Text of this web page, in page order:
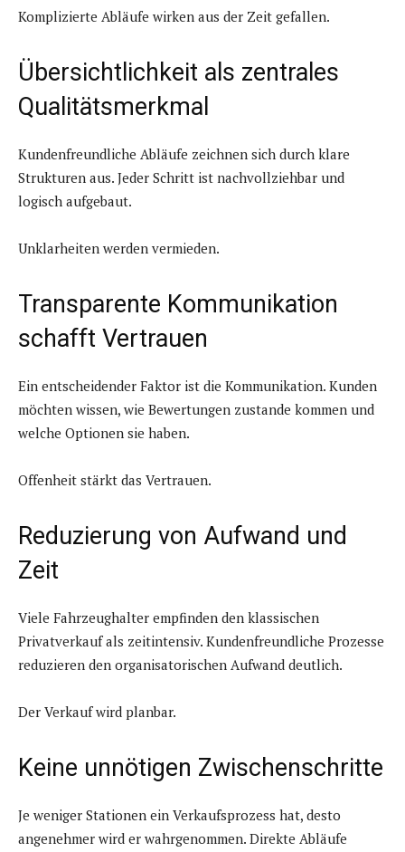
Komplizierte Abläufe wirken aus der Zeit gefallen.
Übersichtlichkeit als zentrales
Qualitätsmerkmal
Kundenfreundliche Abläufe zeichnen sich durch klare
Strukturen aus. Jeder Schritt ist nachvollziehbar und
logisch aufgebaut.
Unklarheiten werden vermieden.
Transparente Kommunikation
schafft Vertrauen
Ein entscheidender Faktor ist die Kommunikation. Kunden
möchten wissen, wie Bewertungen zustande kommen und
welche Optionen sie haben.
Offenheit stärkt das Vertrauen.
Reduzierung von Aufwand und
Zeit
Viele Fahrzeughalter empfinden den klassischen
Privatverkauf als zeitintensiv. Kundenfreundliche Prozesse
reduzieren den organisatorischen Aufwand deutlich.
Der Verkauf wird planbar.
Keine unnötigen Zwischenschritte
Je weniger Stationen ein Verkaufsprozess hat, desto
angenehmer wird er wahrgenommen. Direkte Abläufe